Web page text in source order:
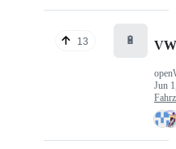
13 🔋
Jun